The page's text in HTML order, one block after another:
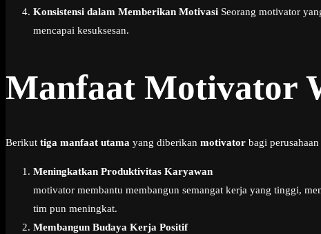
Konsistensi dalam Memberikan Motivasi Seorang motivator
mencapai kesuksesan.
Manfaat Motivator
Berikut tiga manfaat utama yang diberikan motivator bagi
Meningkatkan Produktivitas Karyawan
motivator membantu membangun semangat kerja yang tinggi,
tim pun meningkat.
Membangun Budaya Kerja Positif